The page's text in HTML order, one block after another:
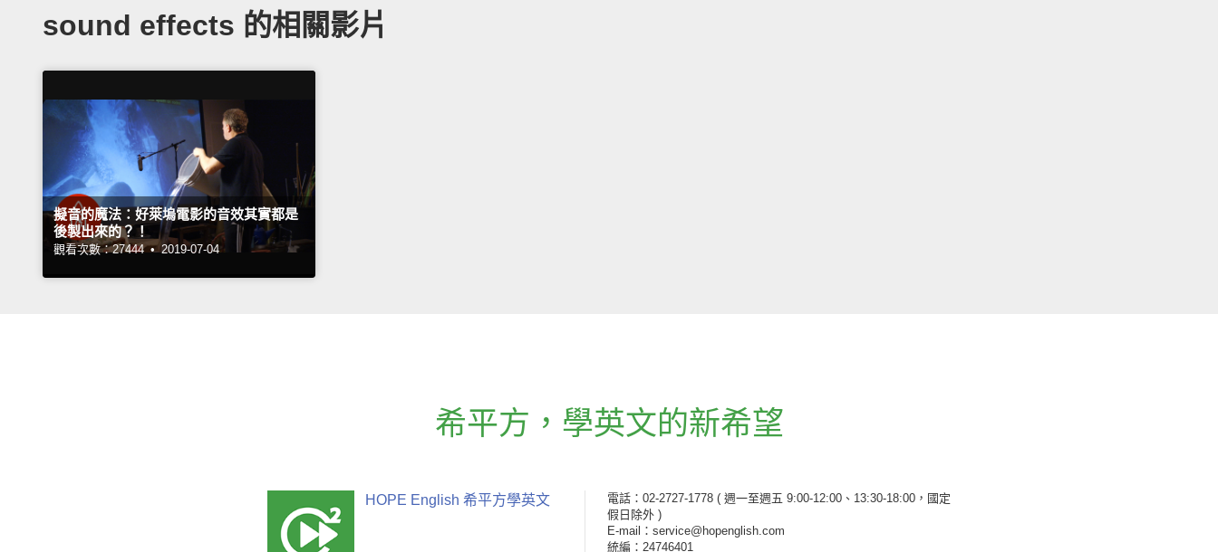
sound effects 的相關影片
擬音的魔法：好萊塢電影的音效其實都是
後製出來的？！
觀看次數：27444 • 2019-07-04
希平方 ， 學英文的新希望
HOPE English 希平方學英文 電話：02-2727-1778 ( 週一至週五 9:00-12:00、13:30-18:00，國定
假日除外 )
E-mail：service@hopenglish.com
統編：24746401